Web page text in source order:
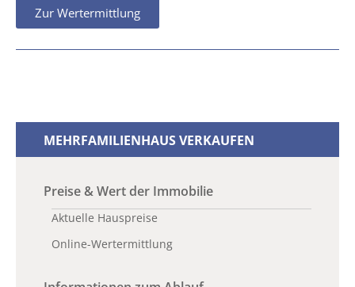
Zur Wertermittlung
MEHRFAMILIENHAUS VERKAUFEN
Preise & Wert der Immobilie
Aktuelle Hauspreise
Online-Wertermittlung